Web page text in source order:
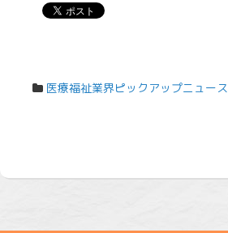
医療福祉業界ピックアップニュース